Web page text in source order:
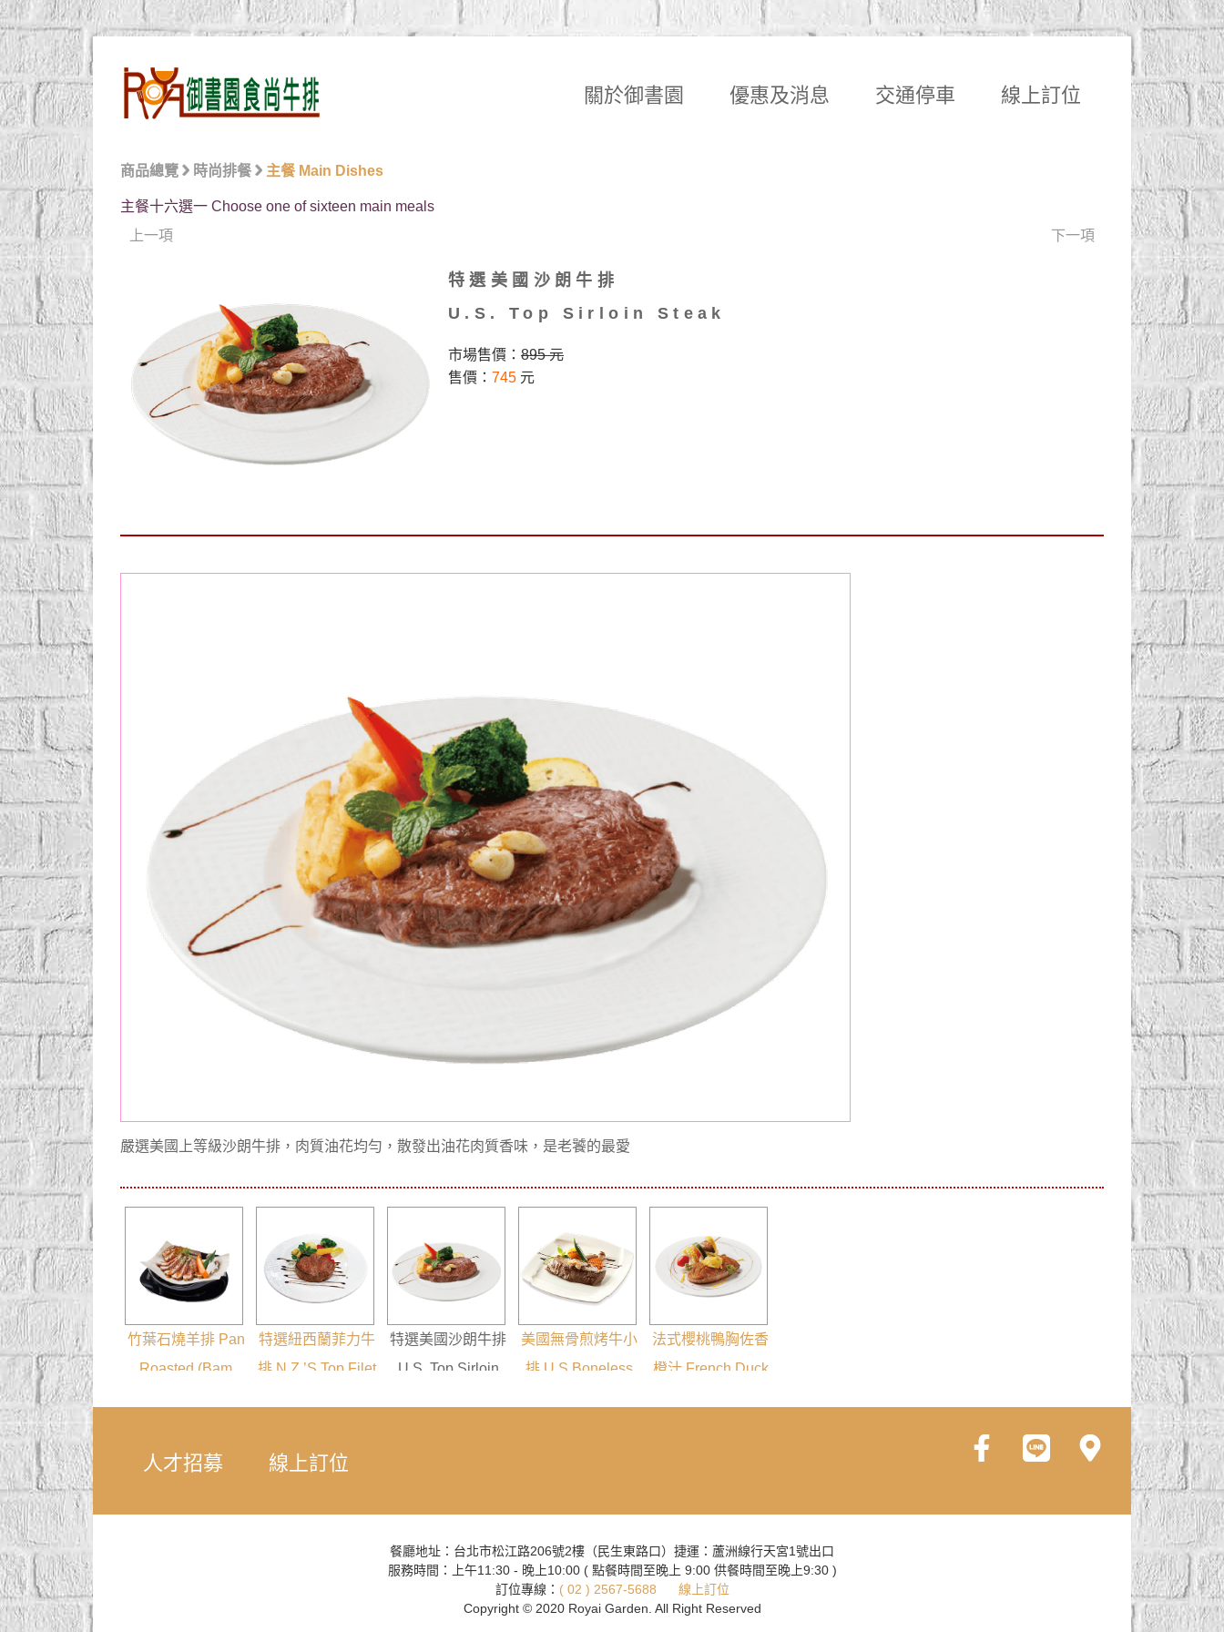
關於御書園 優惠及消息 交通停車 線上訂位
商品總覽 時尚排餐 主餐 Main Dishes
主餐十六選一 Choose one of sixteen main meals
上一項
下一項
特選美國沙朗牛排
U.S. Top Sirloin Steak
市場售價： 895 元
售價： 745 元
嚴選美國上等級沙朗牛排，肉質油花均勻，散發出油花肉質香味，是老饕的最愛
竹葉石燒羊排 Pan
Roasted (Bam
特選紐西蘭菲力牛
排 N.Z.’S Top Filet
特選美國沙朗牛排
U.S. Top Sirloin
美國無骨煎烤牛小
排 U.S.Boneless
法式櫻桃鴨胸佐香
橙汁 French Duck
人才招募 線上訂位
餐廳地址：台北市松江路206號2樓（民生東路口）捷運：蘆洲線行天宮1號出口
服務時間：上午11:30 - 晚上10:00 ( 點餐時間至晚上 9:00 供餐時間至晚上9:30 )
訂位專線： ( 02 ) 2567-5688
線上訂位
Copyright © 2020 Royai Garden. All Right Reserved